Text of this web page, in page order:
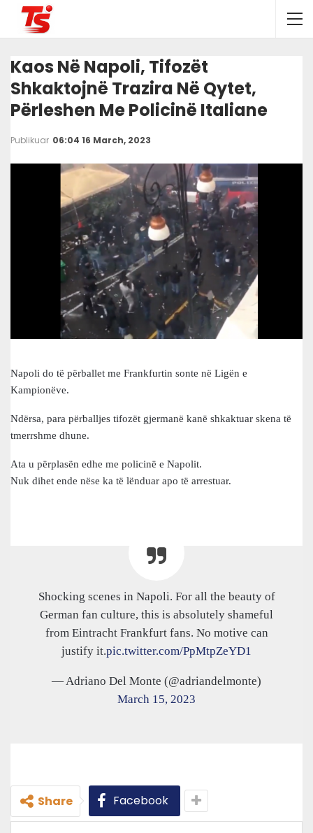
Kaos Në Napoli, Tifozët
Shkaktojnë Trazira Në Qytet,
Përleshen Me Policinë Italiane
Publikuar 06:04 16 March, 2023
Napoli do të përballet me Frankfurtin sonte në Ligën e
Kampionëve.
Ndërsa, para përballjes tifozët gjermanë kanë shkaktuar skena të
tmerrshme dhune.
Ata u përplasën edhe me policinë e Napolit.
Nuk dihet ende nëse ka të lënduar apo të arrestuar.
Shocking scenes in Napoli. For all the beauty of
German fan culture, this is absolutely shameful
from Eintracht Frankfurt fans. No motive can
justify it.pic.twitter.com/PpMtpZeYD1
— Adriano Del Monte (@adriandelmonte)
March 15, 2023
Share Facebook